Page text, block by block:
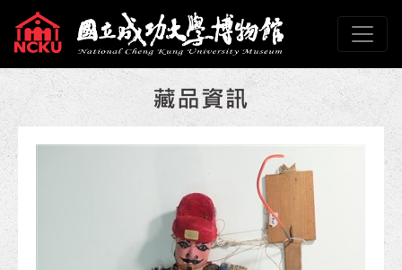
跳到主要內容
國立成功大學博物館
網頁導覽